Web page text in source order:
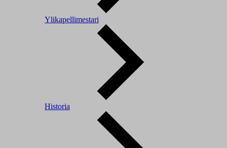
Ylikapellimestari
Historia